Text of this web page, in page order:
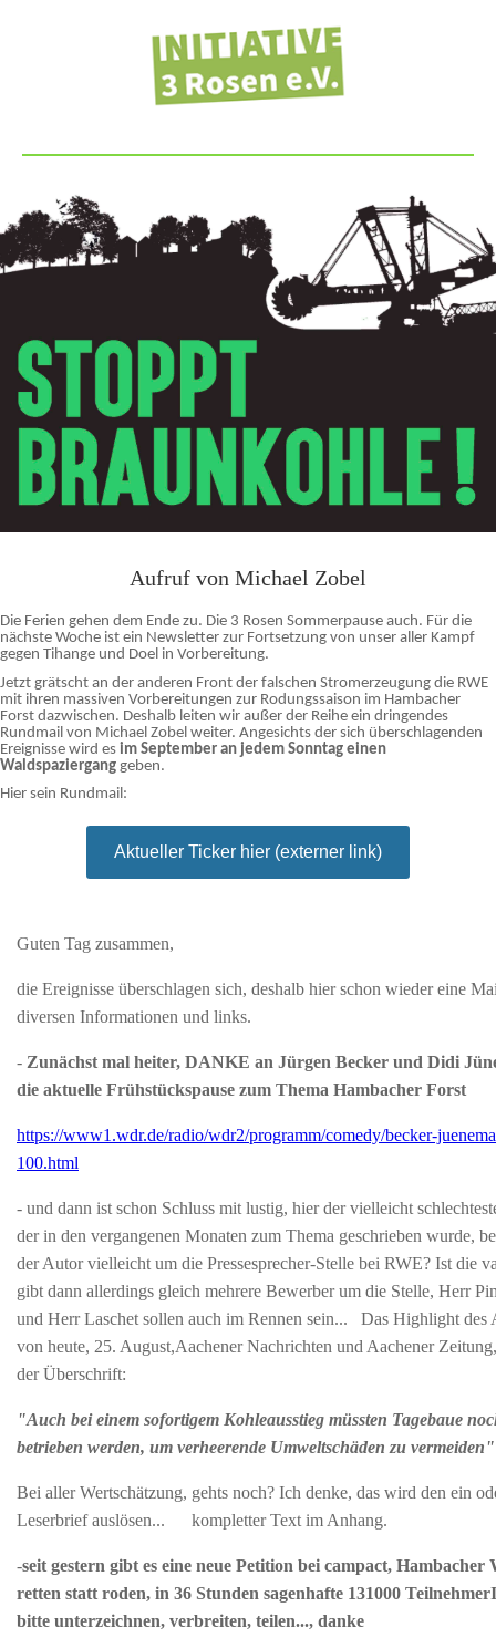
Aufruf von Michael Zobel
Die Ferien gehen dem Ende zu. Die 3 Rosen Sommerpause auch. Für die
nächste Woche ist ein Newsletter zur Fortsetzung von unser aller Kampf
gegen Tihange und Doel in Vorbereitung.
Jetzt grätscht an der anderen Front der falschen Stromerzeugung die RWE
mit ihren massiven Vorbereitungen zur Rodungssaison im Hambacher
Forst dazwischen. Deshalb leiten wir außer der Reihe ein dringendes
Rundmail von Michael Zobel weiter. Angesichts der sich überschlagenden
Ereignisse wird es im September an jedem Sonntag einen
Waldspaziergang geben.
Hier sein Rundmail:
Aktueller Ticker hier (externer link)
Guten Tag zusammen,
die Ereignisse überschlagen sich, deshalb hier schon wieder eine
diversen Informationen und links.
- Zunächst mal heiter, DANKE an Jürgen Becker und Didi
die aktuelle Frühstückspause zum Thema Hambacher Forst
https://www1.wdr.de/radio/wdr2/programm/comedy/becker-
100.html
- und dann ist schon Schluss mit lustig, hier der vielleicht
der in den vergangenen Monaten zum Thema geschrieben wurde,
der Autor vielleicht um die Pressesprecher-Stelle bei RWE? Ist die
gibt dann allerdings gleich mehrere Bewerber um die Stelle, Herr
und Herr Laschet sollen auch im Rennen sein... Das Highlight des
von heute, 25. August,Aachener Nachrichten und Aachener
der Überschrift:
"Auch bei einem sofortigem Kohleausstieg müssten Tagebaue
betrieben werden, um verheerende Umweltschäden zu vermeiden"
Bei aller Wertschätzung, gehts noch? Ich denke, das wird den ein
Leserbrief auslösen... kompletter Text im Anhang.
-seit gestern gibt es eine neue Petition bei campact, Hambacher
retten statt roden, in 36 Stunden sagenhafte 131000
bitte unterzeichnen, verbreiten, teilen..., danke